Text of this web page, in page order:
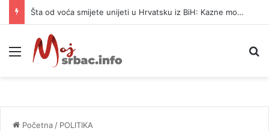
Šta od voća smijete unijeti u Hrvatsku iz BiH: Kazne mogu dostići 13.260 evra
Meni
Početna / POLITIKA